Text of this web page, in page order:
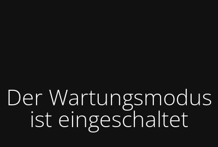
Der Wartungsmodus
ist eingeschaltet